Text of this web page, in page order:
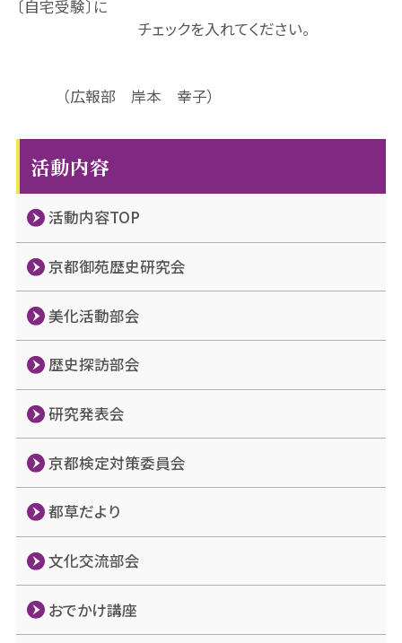
活動内容
活動内容TOP
京都御苑歴史研究会
美化活動部会
歴史探訪部会
研究発表会
京都検定対策委員会
都草だより
文化交流部会
おでかけ講座
〔自宅受験〕に
チェックを入れてください。
（広報部 岸本 幸子）